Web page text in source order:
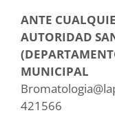
ANTE
AUTORIDAD
MUNICIPAL
421566